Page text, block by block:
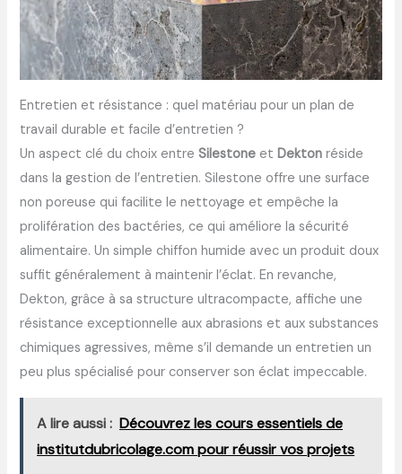
Entretien et résistance : quel matériau pour un plan de
travail durable et facile d’entretien ?
Un aspect clé du choix entre Silestone etDekton réside
dans la gestion de l’entretien. Silestone offre une surface
non poreuse qui facilite le nettoyage et empêche la
prolifération des bactéries, ce qui améliore la sécurité
alimentaire. Un simple chiffon humide avec un produit doux
suffit généralement à maintenir l’éclat. En revanche,
Dekton, grâce à sa structure ultracompacte, affiche une
résistance exceptionnelle aux abrasions et aux substances
chimiques agressives, même s’il demande un entretien un
peu plus spécialisé pour conserver son éclat impeccable.
A lire aussi : Découvrez les cours essentiels de
institutdubricolage.com pour réussir vos projets